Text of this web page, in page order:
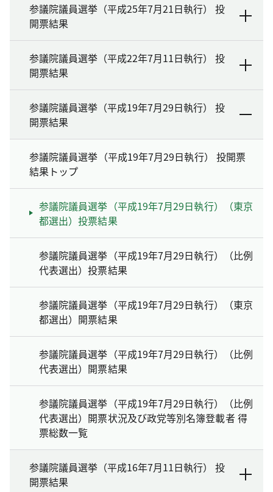
参議院議員選挙（平成25年7月21日執行） 投
開票結果
参議院議員選挙（平成22年7月11日執行） 投
開票結果
参議院議員選挙（平成19年7月29日執行） 投
開票結果
参議院議員選挙（平成19年7月29日執行） 投開票
結果トップ
参議院議員選挙（平成19年7月29日執行）（東京
都選出）投票結果
参議院議員選挙（平成19年7月29日執行）（比例
代表選出）投票結果
参議院議員選挙（平成19年7月29日執行）（東京
都選出）開票結果
参議院議員選挙（平成19年7月29日執行）（比例
代表選出）開票結果
参議院議員選挙（平成19年7月29日執行）（比例
代表選出）開票状況及び政党等別名簿登載者 得
票総数一覧
参議院議員選挙（平成16年7月11日執行） 投
開票結果